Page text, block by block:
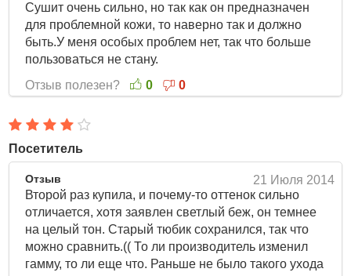
Сушит очень сильно, но так как он предназначен
для проблемной кожи, то наверно так и должно
быть.У меня особых проблем нет, так что больше
пользоваться не стану.
Отзыв полезен?
0 0
Посетитель
21 Июля 2014
Отзыв
Второй раз купила, и почему-то оттенок сильно
отличается, хотя заявлен светлый беж, он темнее
на целый тон. Старый тюбик сохранился, так что
можно сравнить.(( То ли производитель изменил
гамму, то ли еще что. Раньше не было такого ухода